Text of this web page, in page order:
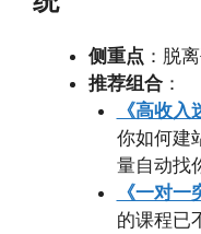
侧重点 ：脱
推荐组合 ：
《高收入
你如何建
量自动找
《一对一
的课程已